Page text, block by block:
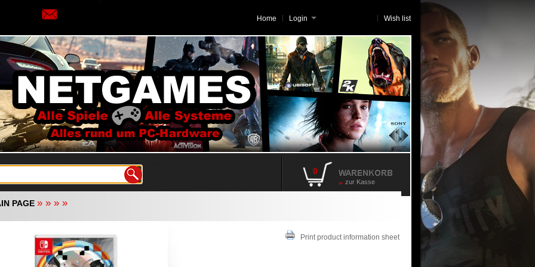
Home Login Wish list
0
zur Kasse
PAGE » » » »
Print product information sheet